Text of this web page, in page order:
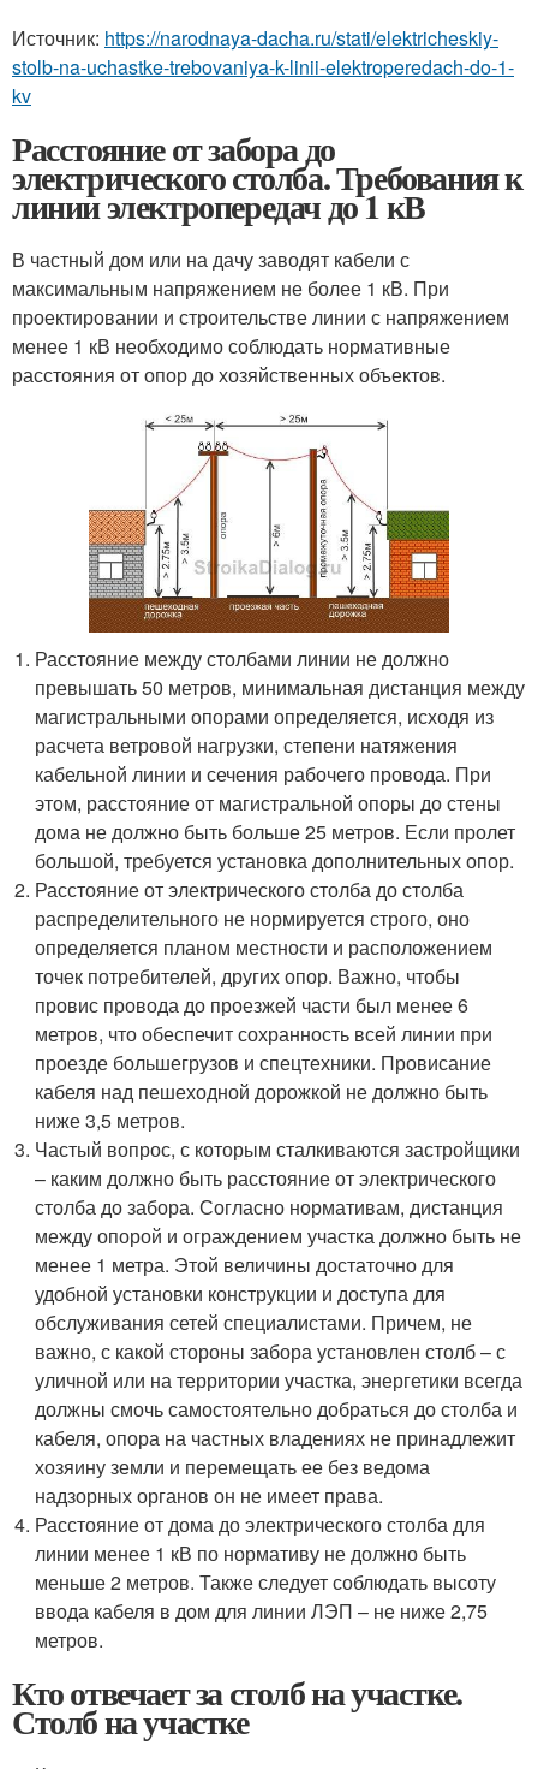
Источник: https://narodnaya-dacha.ru/stati/elektricheskiy-
stolb-na-uchastke-trebovaniya-k-linii-elektroperedach-do-1-
kv
Расстояние от забора до
электрического столба. Требования к
линии электропередач до 1 кВ
В частный дом или на дачу заводят кабели с
максимальным напряжением не более 1 кВ. При
проектировании и строительстве линии с напряжением
менее 1 кВ необходимо соблюдать нормативные
расстояния от опор до хозяйственных объектов.
Расстояние между столбами линии не должно
превышать 50 метров, минимальная дистанция между
магистральными опорами определяется, исходя из
расчета ветровой нагрузки, степени натяжения
кабельной линии и сечения рабочего провода. При
этом, расстояние от магистральной опоры до стены
дома не должно быть больше 25 метров. Если пролет
большой, требуется установка дополнительных опор.
Расстояние от электрического столба до столба
распределительного не нормируется строго, оно
определяется планом местности и расположением
точек потребителей, других опор. Важно, чтобы
провис провода до проезжей части был менее 6
метров, что обеспечит сохранность всей линии при
проезде большегрузов и спецтехники. Провисание
кабеля над пешеходной дорожкой не должно быть
ниже 3,5 метров.
Частый вопрос, с которым сталкиваются застройщики
– каким должно быть расстояние от электрического
столба до забора. Согласно нормативам, дистанция
между опорой и ограждением участка должно быть не
менее 1 метра. Этой величины достаточно для
удобной установки конструкции и доступа для
обслуживания сетей специалистами. Причем, не
важно, с какой стороны забора установлен столб – с
уличной или на территории участка, энергетики всегда
должны смочь самостоятельно добраться до столба и
кабеля, опора на частных владениях не принадлежит
хозяину земли и перемещать ее без ведома
надзорных органов он не имеет права.
Расстояние от дома до электрического столба для
линии менее 1 кВ по нормативу не должно быть
меньше 2 метров. Также следует соблюдать высоту
ввода кабеля в дом для линии ЛЭП – не ниже 2,75
метров.
Кто отвечает за столб на участке.
Столб на участке